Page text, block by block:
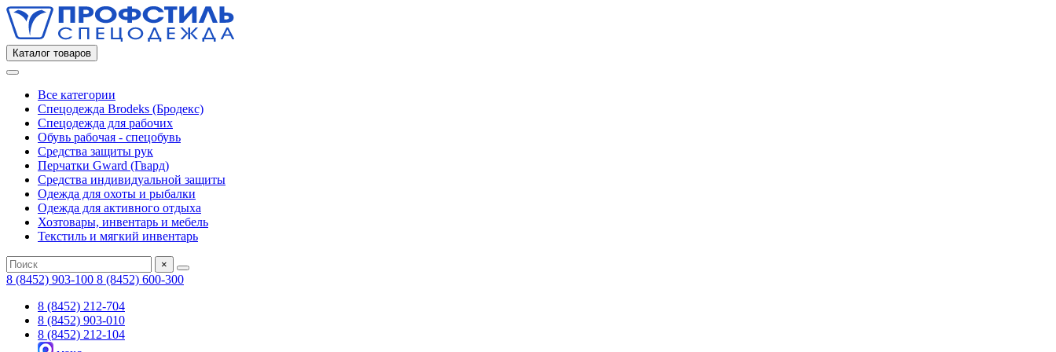
Каталог товаров
Все категории
Спецодежда Brodeks (Бродекс)
Спецодежда для рабочих
Обувь рабочая - спецобувь
Средства защиты рук
Перчатки Gward (Гвард)
Средства индивидуальной защиты
Одежда для охоты и рыбалки
Одежда для активного отдыха
Хозтовары, инвентарь и мебель
Текстиль и мягкий инвентарь
×
8 (8452) 903-100 8 (8452) 600-300
8 (8452) 212-704
8 (8452) 903-010
8 (8452) 212-104